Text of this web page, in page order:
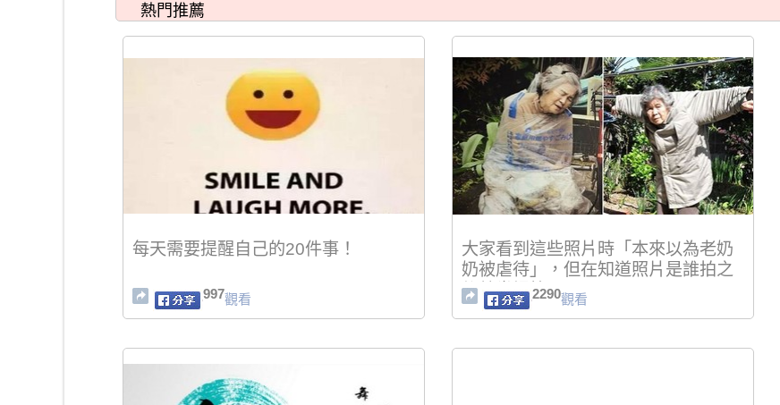
熱門推薦
每天需要提醒自己的20件事！
997觀看
大家看到這些照片時「本來以為老奶
奶被虐待」，但在知道照片是誰拍之
後就當場笑了！
2290觀看